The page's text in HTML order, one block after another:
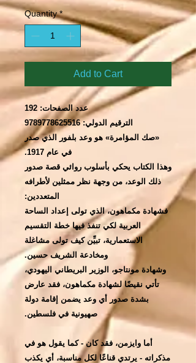
Quantity *
Add to Cart
عدد الصفحات: 192
الترقيم الدولي:9789778625516
«صك المؤامرة» هو وعد بلفور الذي صدر
في عام 1917
.
وهذا الكتاب يحكي بأسلوب روائي قصة صدور
ذلك الوعد، من وجهة نظر ممثلين لأطرافه
المتعددين:
فشهادة مكماهون، الذي تولى إعداد الساحة
العربية لكي تنفذ فيها خطة التقسيم
الاستعمارية، تبيِّن كيف تولى مشاغلة
ومخادعة الشريف حسين.
وشهادة مونتاجو، الوزير البريطاني اليهودي،
تأتي نقيضًا لشهادة مكماهون، فقد عارض
بشدة صدور أي وعد يضمن إقامة دولة
صهيونية في فلسطين.
أما وايزمن، فقد كان - كما يقول هو في
مذكراته - يرتدي قناعًا لكل مناسبة، أي يكذب